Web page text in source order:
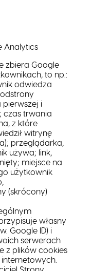
Analytics
zbiera Google
to np.:
odwiedza
i
czas trwania
z które
witrynę
przeglądarka,
używa; link,
miejsce na
użytkownik
(skrócony)
własny
Google ID) i
serwerach
z plików cookies